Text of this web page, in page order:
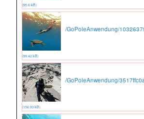
(95.6 kB)
/GoPoleAnwendung/
(99.42 kB)
/GoPoleAnwendung/
(156.93 kB)